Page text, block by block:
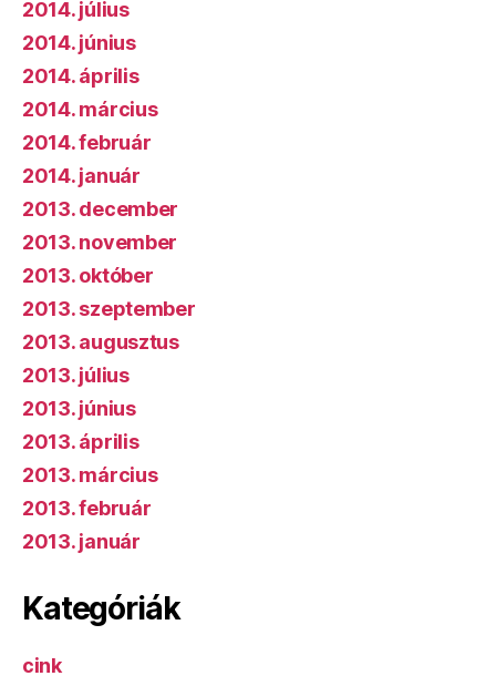
2014. július
2014. június
2014. április
2014. március
2014. február
2014. január
2013. december
2013. november
2013. október
2013. szeptember
2013. augusztus
2013. július
2013. június
2013. április
2013. március
2013. február
2013. január
Kategóriák
cink